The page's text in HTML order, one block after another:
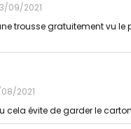
09/2021
trousse gratuitement vu le
2021
cela évite de garder le